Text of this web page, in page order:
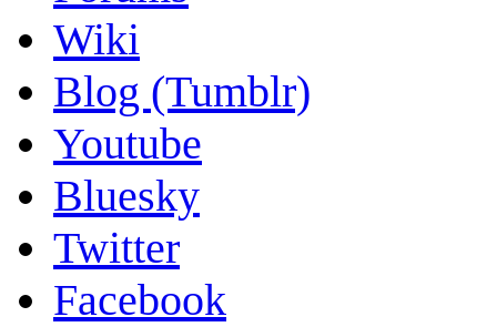
Wiki
Blog (Tumblr)
Youtube
Bluesky
Twitter
Facebook